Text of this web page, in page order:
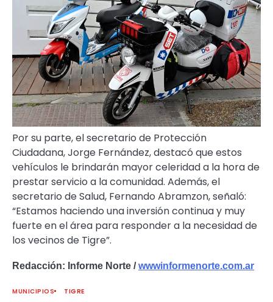
Por su parte, el secretario de Protección
Ciudadana, Jorge Fernández, destacó que estos
vehículos le brindarán mayor celeridad a la hora de
prestar servicio a la comunidad. Además, el
secretario de Salud, Fernando Abramzon, señaló:
“Estamos haciendo una inversión continua y muy
fuerte en el área para responder a la necesidad de
los vecinos de Tigre”.
Redacción: Informe Norte /wwwinformenorte.com.ar
MUNICIPIOS
TIGRE